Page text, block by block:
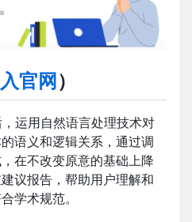
官网 ）
运用自然语言处理技术对
语义和逻辑关系，通过调
在不改变原意的基础上降
议报告，帮助用户理解和
学术规范。